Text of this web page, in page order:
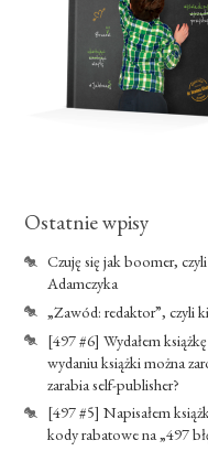
Ostatnie wpisy
Czuję się jak boomer,
Adamczyka
„Zawód: redaktor”, czyli
[497 #6] Wydałem
wydaniu książki można
zarabia self-publisher?
[497 #5] Napisałem
kody rabatowe na „497